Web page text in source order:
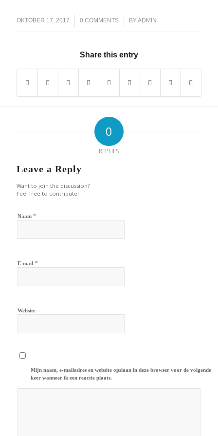
OKTOBER 17, 2017 0 COMMENTS
/ BYADMIN
Share this entry
0
REPLIES
Leave a Reply
Want to join the discussion?
Feel free to contribute!
Naam *
E-mail *
Website
Mijn naam, e-mailadres en website opslaan in deze browser voor de volgende
keer wanneer ik een reactie plaats.